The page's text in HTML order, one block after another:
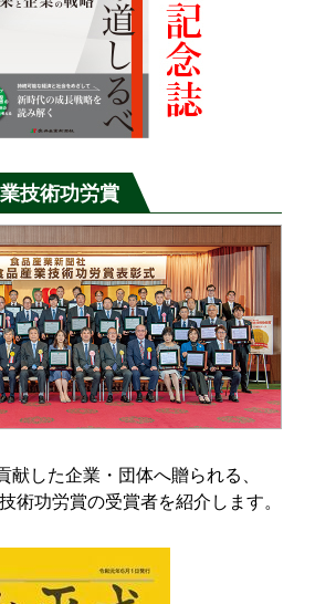
技術功労賞
した企業・団体へ贈られる、
術功労賞の受賞者を紹介します。